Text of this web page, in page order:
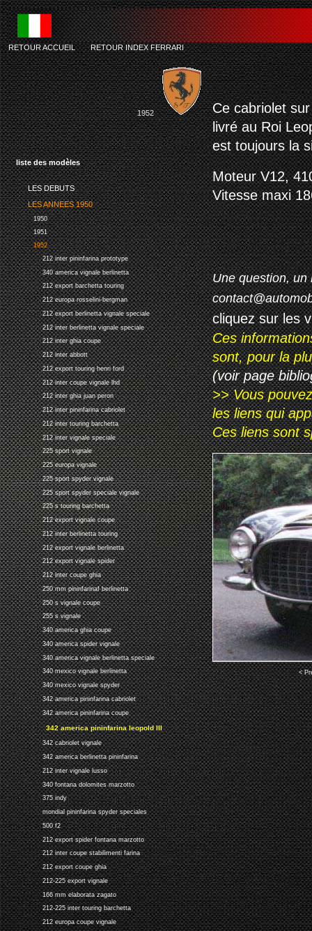
liste des modèles
LES DEBUTS
LES ANNEES 1950
1950
1951
1952
212 inter pininfarina prototype
340 america vignale berlinetta
212 export barchetta touring
212 europa rosselini-bergman
212 export berlinetta vignale speciale
212 inter berlinetta vignale speciale
212 inter ghia coupe
212 inter abbott
212 export touring henri ford
212 inter coupe vignale lhd
212 inter ghia juan peron
212 inter pininfarina cabriolet
212 inter touring barchetta
212 inter vignale speciale
225 sport vignale
225 europa vignale
225 sport spyder vignale
225 sport spyder speciale vignale
225 s touring barchetta
212 export vignale coupe
212 inter berlinetta touring
212 export vignale berlinetta
212 export vignale spider
212 inter coupe ghia
250 mm pininfarinaf berlinetta
250 s vignale coupe
255 s vignale
340 america ghia coupe
340 america spider vignale
340 america vignale berlinetta speciale
340 mexico vignale berlinetta
340 mexico vignale spyder
342 america pininfarina cabriolet
342 america pininfarina coupe
342 america pininfarina leopold III
342 cabriolet vignale
342 america berlinetta pininfarina
212 inter vignale lusso
340 fontana dolomites marzotto
375 indy
mondial pininfarina spyder speciales
500 f2
212 export spider fontana marzotto
212 inter coupe stabilimenti farina
212 export coupe ghia
212-225 export vignale
166 mm elaborata zagato
212-225 inter touring barchetta
212 europa coupe vignale
RETOUR ACCUEIL-RETOUR INDEX FERRARI
1952
Ce cabriolet
livré au Roi
est toujours la
Moteur V12,
Vitesse maxi
Une question, un
cliquez sur les
Ces
sont, pour la
(voir page
>> Vous
les liens qui
Ces liens sont
<